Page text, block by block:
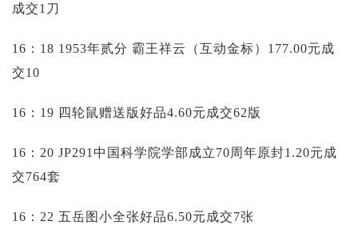
成交1刀
16：18 1953年贰分 霸王祥云（互动金标）177.00元成
交10
16：19 四轮鼠赠送版好品4.60元成交62版
16：20 JP291中国科学院学部成立70周年原封1.20元成
交764套
16：22 五岳图小全张好品6.50元成交7张